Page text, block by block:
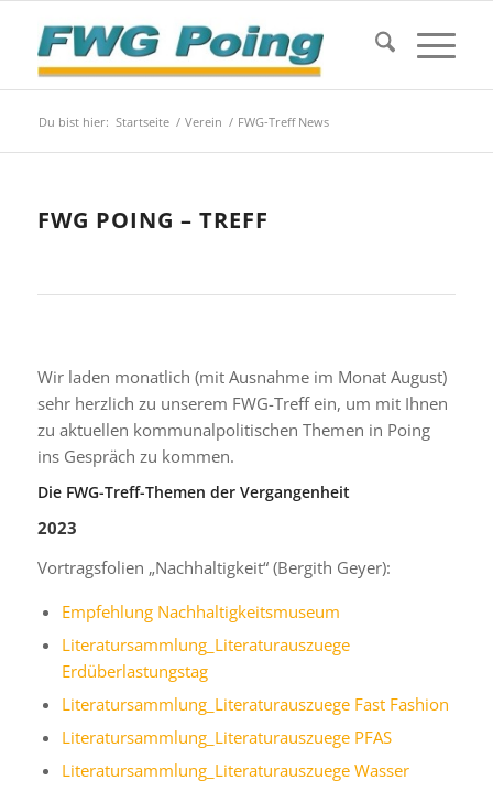
Du bist hier: Startseite / Verein / FWG-Treff News
FWG POING – TREFF
Wir laden monatlich (mit Ausnahme im Monat August)
sehr herzlich zu unserem FWG-Treff ein, um mit Ihnen
zu aktuellen kommunalpolitischen Themen in Poing
ins Gespräch zu kommen.
Die FWG-Treff-Themen der Vergangenheit
2023
Vortragsfolien „Nachhaltigkeit“ (Bergith Geyer):
Empfehlung Nachhaltigkeitsmuseum
Literatursammlung_Literaturauszuege
Erdüberlastungstag
Literatursammlung_Literaturauszuege Fast Fashion
Literatursammlung_Literaturauszuege PFAS
Literatursammlung_Literaturauszuege Wasser